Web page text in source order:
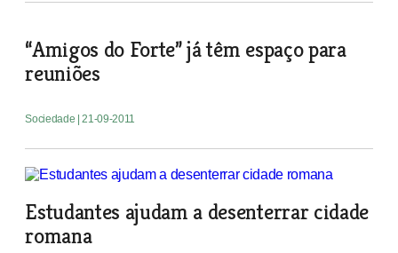
“Amigos do Forte” já têm espaço para
reuniões
Sociedade | 21-09-2011
Estudantes ajudam a desenterrar cidade
romana